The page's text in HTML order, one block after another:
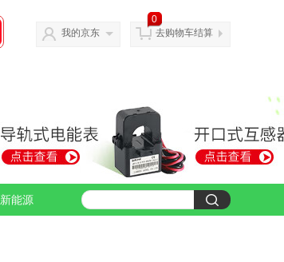
我的京东
0
去购物车结算
新能源